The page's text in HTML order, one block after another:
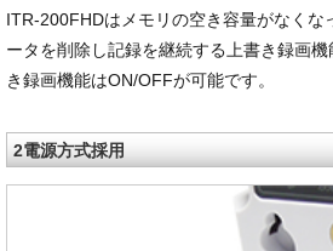
ITR-200FHDはメモリの空き容量がなくな
ータを削除し記録を継続する上書き録画
き録画機能はON/OFFが可能です。
2電源方式採用